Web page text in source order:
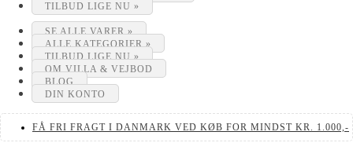
TILBUD LIGE NU »
SE ALLE VARER »
ALLE KATEGORIER »
TILBUD LIGE NU »
OM VILLA & VEJBOD
BLOG
DIN KONTO
FÅ FRI FRAGT I DANMARK VED KØB FOR MINDST KR. 1.000,-